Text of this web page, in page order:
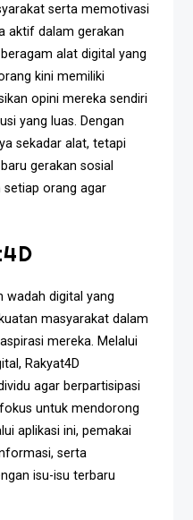
serta memotivasi
aktif dalam gerakan
alat digital yang
kini memiliki
opini mereka sendiri
yang luas. Dengan
sekadar alat, tetapi
gerakan sosial
setiap orang agar
wadah digital yang
masyarakat dalam
mereka. Melalui
Rakyat4D
agar berpartisipasi
untuk mendorong
aplikasi ini, pemakai
serta
isu-isu terbaru